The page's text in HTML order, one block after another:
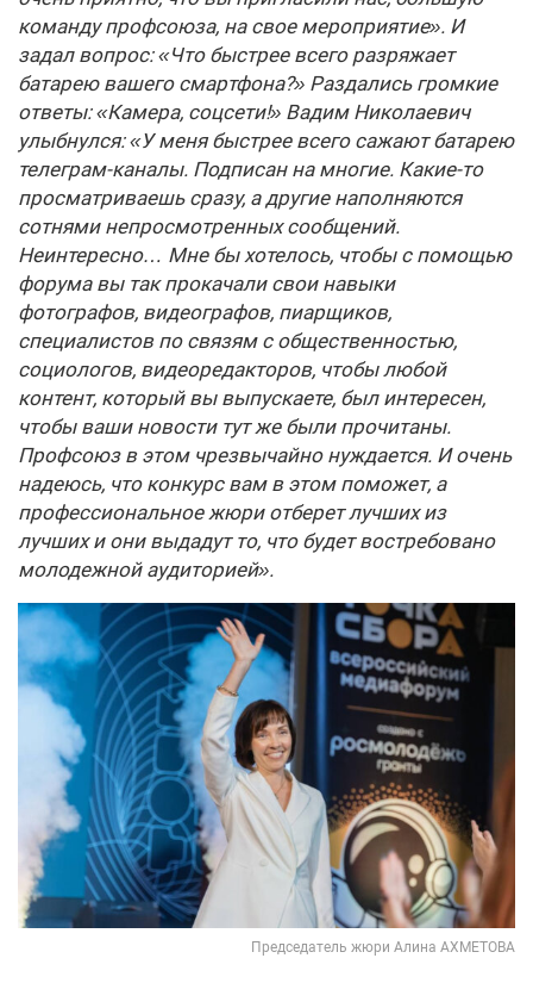
команду профсоюза, на свое мероприятие». И
задал вопрос: «Что быстрее всего разряжает
батарею вашего смартфона?» Раздались громкие
ответы: «Камера, соцсети!» Вадим Николаевич
улыбнулся: «У меня быстрее всего сажают батарею
телеграм-каналы. Подписан на многие. Какие-то
просматриваешь сразу, а другие наполняются
сотнями непросмотренных сообщений.
Неинтересно… Мне бы хотелось, чтобы с помощью
форума вы так прокачали свои навыки
фотографов, видеографов, пиарщиков,
специалистов по связям с общественностью,
социологов, видеоредакторов, чтобы любой
контент, который вы выпускаете, был интересен,
чтобы ваши новости тут же были прочитаны.
Профсоюз в этом чрезвычайно нуждается. И очень
надеюсь, что конкурс вам в этом поможет, а
профессиональное жюри отберет лучших из
лучших и они выдадут то, что будет востребовано
молодежной аудиторией».
Председатель жюри Алина АХМЕТОВА